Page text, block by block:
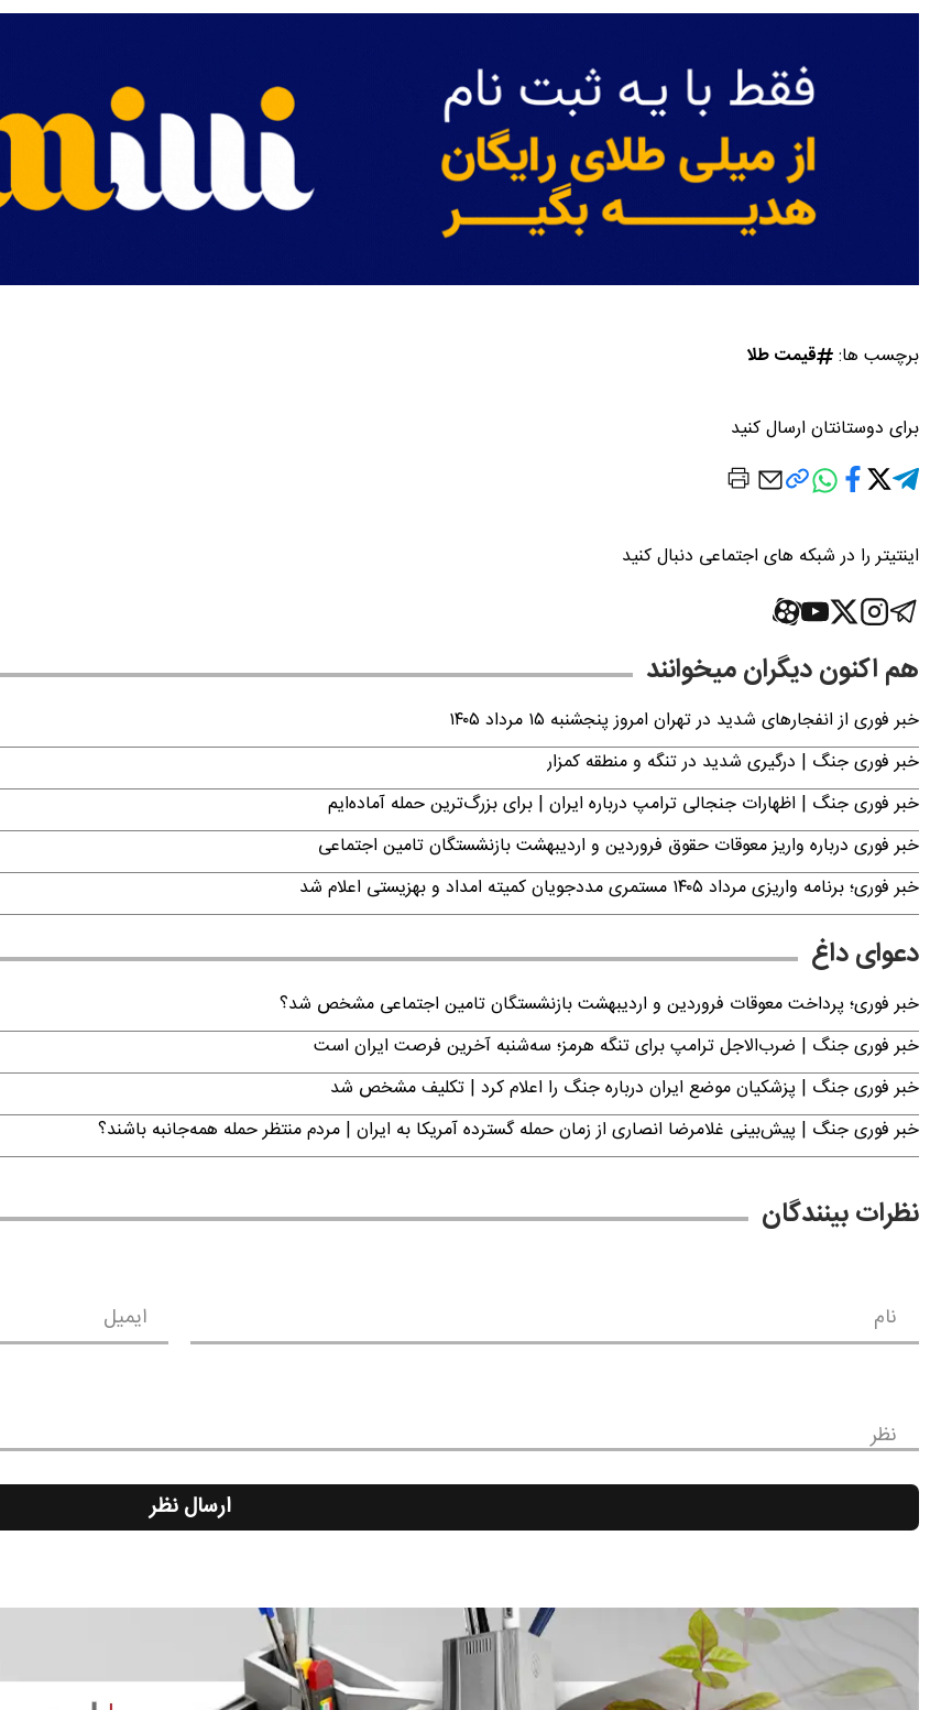
برچسب ها: قیمت طلا
برای دوستانتان ارسال کنید
اینتیتر را در شبکه های اجتماعی دنبال کنید
هم اکنون دیگران میخوانند
خبر فوری از انفجارهای شدید در تهران امروز پنجشنبه ۱۵ مرداد ۱۴۰۵
خبر فوری جنگ | درگیری شدید در تنگه و منطقه کمزار
خبر فوری جنگ | اظهارات جنجالی ترامپ درباره ایران | برای بزرگ‌ترین حمله آماده‌ایم
خبر فوری درباره واریز معوقات حقوق فروردین و اردیبهشت بازنشستگان تامین اجتماعی
خبر فوری؛ برنامه واریزی مرداد ۱۴۰۵ مستمری مددجویان کمیته امداد و بهزیستی اعلام شد
دعوای داغ
خبر فوری؛ پرداخت معوقات فروردین و اردیبهشت بازنشستگان تامین اجتماعی مشخص شد؟
خبر فوری جنگ | ضرب‌الاجل ترامپ برای تنگه هرمز؛ سه‌شنبه آخرین فرصت ایران است
خبر فوری جنگ | پزشکیان موضع ایران درباره جنگ را اعلام کرد | تکلیف مشخص شد
خبر فوری جنگ | پیش‌بینی غلامرضا انصاری از زمان حمله گسترده آمریکا به ایران | مردم منتظر حمله همه‌جانبه باشند؟
نظرات بینندگان
نام ایمیل
نظر
ارسال نظر